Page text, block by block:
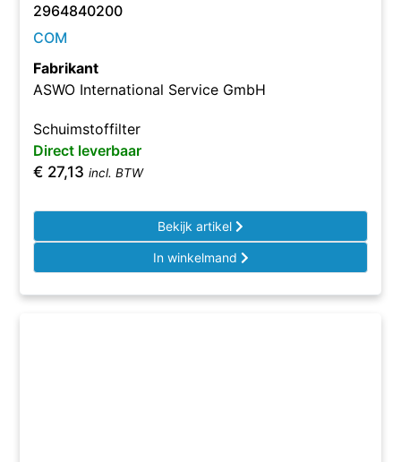
2964840200
COM
Fabrikant
ASWO International Service GmbH
Schuimstoffilter
Direct leverbaar
€ 27,13 incl. BTW
Bekijk artikel
In winkelmand